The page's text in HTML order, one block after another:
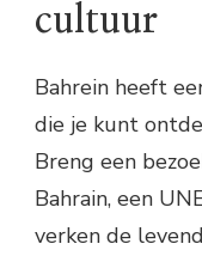
cultuur
Bahrein heeft
die je kunt
Breng een
Bahrain, een
verken de